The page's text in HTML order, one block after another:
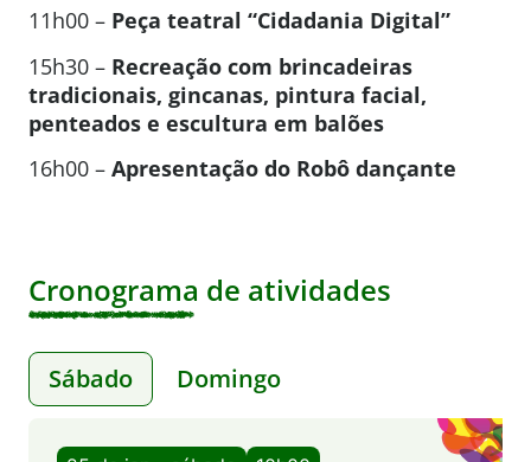
11h00 – Peça teatral “Cidadania Digital”
15h30 – Recreação com brincadeiras
tradicionais, gincanas, pintura facial,
penteados e escultura em balões
16h00 – Apresentação do Robô dançante
Cronograma de atividades
Sábado Domingo